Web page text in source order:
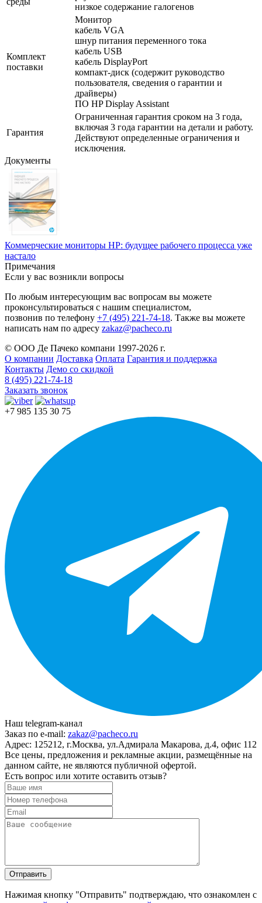
низкое содержание галогенов
Комплект
поставки
Монитор
кабель VGA
шнур питания переменного тока
кабель USB
кабель DisplayPort
компакт-диск (содержит руководство
пользователя, сведения о гарантии и
драйверы)
ПО HP Display Assistant
Гарантия
Ограниченная гарантия сроком на 3 года,
включая 3 года гарантии на детали и работу.
Действуют определенные ограничения и
исключения.
Документы
Коммерческие мониторы HP: будущее рабочего процесса уже
настало
Примечания
Если у вас возникли вопросы
По любым интересующим вас вопросам вы можете
проконсультироваться с нашим специалистом,
позвонив по телефону +7 (495) 221-74-18. Также вы можете
написать нам по адресу zakaz@pacheco.ru
© ООО Де Пачеко компани 1997-2026 г.
О компании Доставка Оплата Гарантия и поддержка
Контакты Демо со скидкой
8 (495) 221-74-18
Заказать звонок
+7 985 135 30 75
Наш telegram-канал
Заказ по e-mail: zakaz@pacheco.ru
Адрес: 125212, г.Москва, ул.Адмирала Макарова, д.4, офис 112
Все цены, предложения и рекламные акции, размещённые на
данном сайте, не являются публичной офертой.
Есть вопрос или хотите оставить отзыв?
Нажимая кнопку "Отправить" подтверждаю, что ознакомлен с